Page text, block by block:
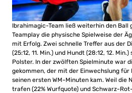
Ibrahimagic-Team ließ weiterhin den Ball
Teamplay die physische Spielweise der
mit Erfolg. Zwei schnelle Treffer aus der
(25:12, 11. Min.) und Hundt (28:12, 12.
Polster. In der zwölften Spielminute war
gekommen, der mit der Einwechslung für
seinen ersten WM-Minuten kam. Weil die
trafen (22% Wurfquote) und Schwarz-